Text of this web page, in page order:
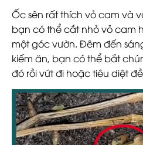
Ốc sên rất thích vỏ cam và
bạn có thể cắt nhỏ vỏ cam
một góc vườn. Đêm đến
kiếm ăn, bạn có thể bắt
đó rồi vứt đi hoặc tiêu diệt